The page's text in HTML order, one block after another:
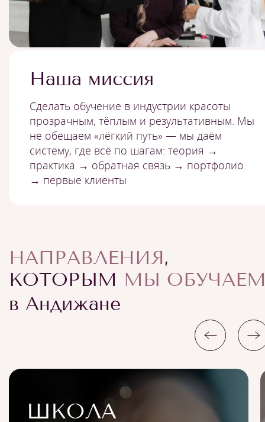
Наша миссия
Сделать обучение в индустрии красоты
прозрачным, тёплым и результативным. Мы
не обещаем «лёгкий путь» — мы даём
систему, где всё по шагам: теория →
практика → обратная связь → портфолио
→ первые клиенты
НАПРАВЛЕНИЯ,
КОТОРЫМ МЫ
в Андижане
ШКОЛА